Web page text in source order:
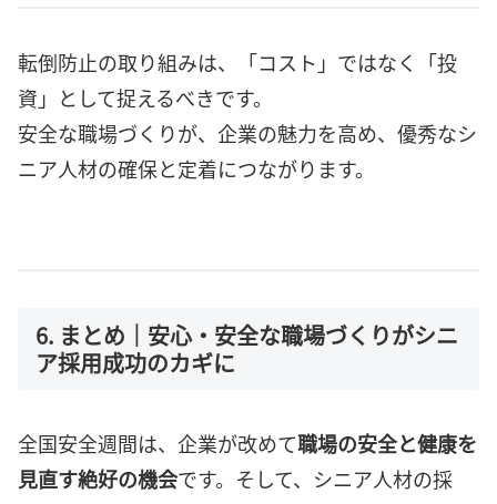
転倒防止の取り組みは、「コスト」ではなく「投
資」として捉えるべきです。
安全な職場づくりが、企業の魅力を高め、優秀なシ
ニア人材の確保と定着につながります。
6. まとめ｜安心・安全な職場づくりがシニ
ア採用成功のカギに
全国安全週間は、企業が改めて職場の安全と健康を
見直す絶好の機会です。そして、シニア人材の採